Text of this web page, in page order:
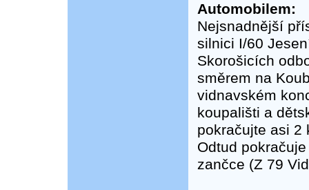
Automobilem:
Nejsnadnější
silnici I/60
Skorošicích
směrem na
vidnavském
koupališti a
pokračujte asi 2
Odtud
zančce (Z 79